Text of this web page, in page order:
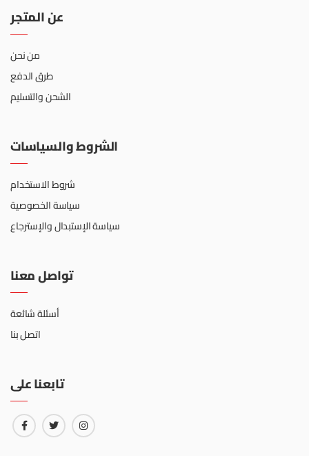
عن المتجر
من نحن
طرق الدفع
الشحن والتسليم
الشروط والسياسات
شروط الاستخدام
سياسة الخصوصية
سياسة الإستبدال والإسترجاع
تواصل معنا
أسئلة شائعة
اتصل بنا
تابعنا على